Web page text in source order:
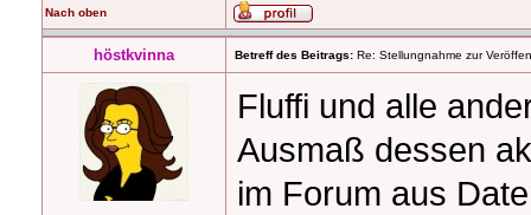
Nach oben
höstkvinna Betreff des Beitrags: Re: Stellungnahme zur
Fluffi und alle
Ausmaß dessen
im Forum aus